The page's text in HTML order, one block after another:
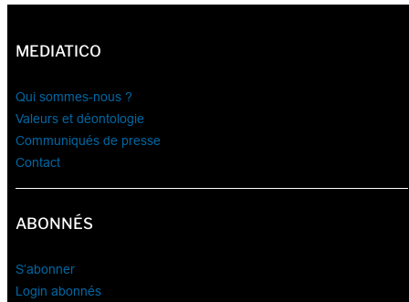
MEDIATICO
Qui sommes-nous ?
Valeurs et déontologie
Communiqués de presse
Contact
ABONNÉS
S’abonner
Login abonnés